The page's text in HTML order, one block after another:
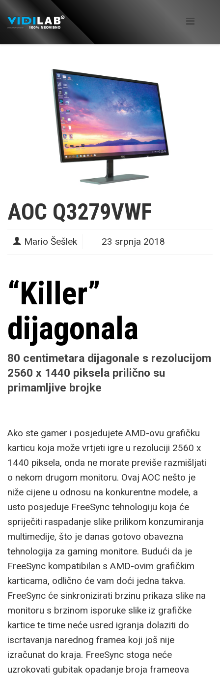
AOC Q3279VWF
Mario Šešlek 23 srpnja 2018
“Killer”
dijagonala
80 centimetara dijagonale s rezolucijom
2560 x 1440 piksela prilično su
primamljive brojke
Ako ste gamer i posjedujete AMD-ovu grafičku
karticu koja može vrtjeti igre u rezoluciji 2560 x
1440 piksela, onda ne morate previše razmišljati
o nekom drugom monitoru. Ovaj AOC nešto je
niže cijene u odnosu na konkurentne modele, a
usto posjeduje FreeSync tehnologiju koja će
spriječiti raspadanje slike prilikom konzumiranja
multimedije, što je danas gotovo obavezna
tehnologija za gaming monitore. Budući da je
FreeSync kompatibilan s AMD-ovim grafičkim
karticama, odlično će vam doći jedna takva.
FreeSync će sinkronizirati brzinu prikaza slike na
monitoru s brzinom isporuke slike iz grafičke
kartice te time neće usred igranja dolaziti do
iscrtavanja narednog framea koji još nije
izračunat do kraja. FreeSync stoga neće
uzrokovati gubitak opadanje broja frameova